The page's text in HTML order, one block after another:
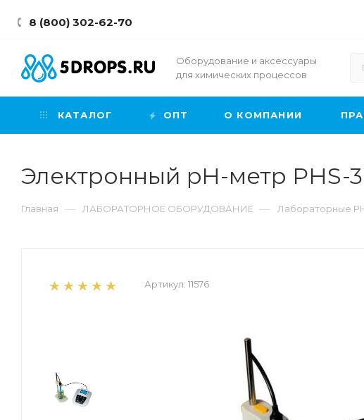
8 (800) 302-62-70
Оборудование и аксессуары
для химических процессов
КАТАЛОГ ОПТ О КОМПАНИИ
Электронный pH-метр PHS-
Главная — ЛАБОРАТОРНОЕ ОБОРУДОВАНИЕ — Лабораторные
Артикул: 11576